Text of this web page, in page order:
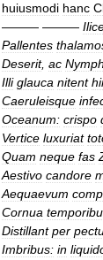
huiusmodi hanc
——— ———
Pallentes
Deserit, ac
Illi glauca nitent
Caeruleisque
Oceanum: crispo
Vertice luxuriat
Quam neque fas
Aestivo candore
Aequaevum
Cornua
Distillant per
Imbribus: in